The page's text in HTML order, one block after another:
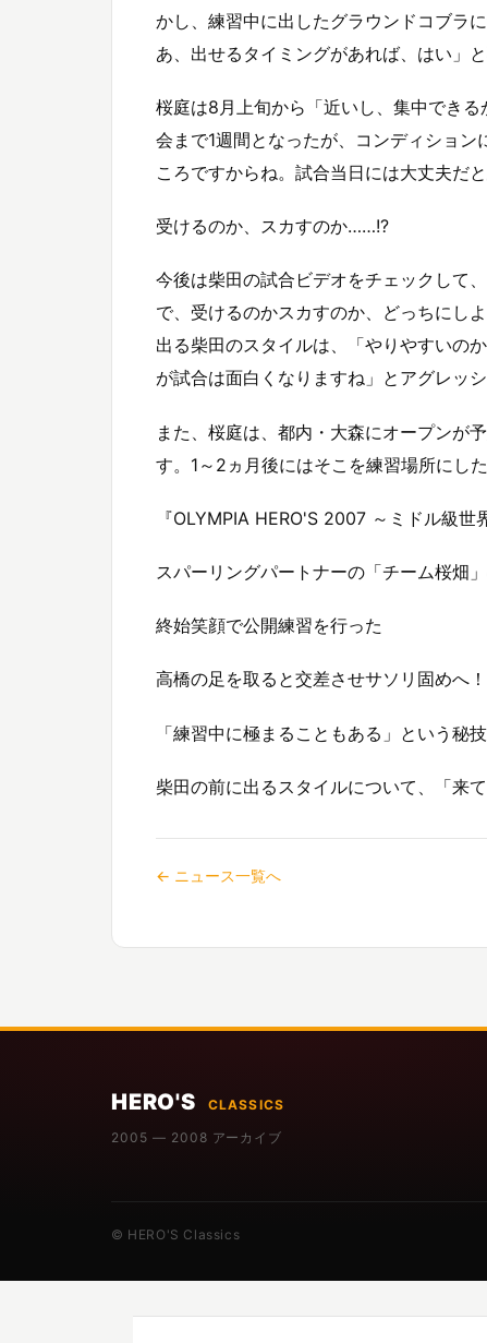
かし、練習中に出したグラウンドコブラ
あ、出せるタイミングがあれば、はい」
桜庭は8月上旬から「近いし、集中でき
会まで1週間となったが、コンディショ
ころですからね。試合当日には大丈夫だ
受けるのか、スカすのか……!?
今後は柴田の試合ビデオをチェックして
で、受けるのかスカすのか、どっちにし
出る柴田のスタイルは、「やりやすいの
が試合は面白くなりますね」とアグレッ
また、桜庭は、都内・大森にオープンが
す。1～2ヵ月後にはそこを練習場所にし
『OLYMPIA HERO'S 2007 ～ミドル級
スパーリングパートナーの「チーム桜畑
終始笑顔で公開練習を行った
高橋の足を取ると交差させサソリ固めへ！
「練習中に極まることもある」という秘
柴田の前に出るスタイルについて、「来
← ニュース一覧へ
HERO'S
CLASSICS
2005 — 2008 アーカイブ
© HERO'S Classics